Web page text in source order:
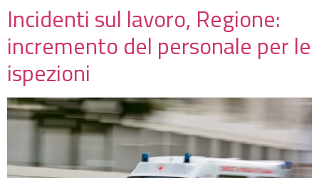
Incidenti sul lavoro, Regione:
incremento del personale per le
ispezioni